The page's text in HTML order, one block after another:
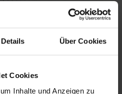
Details Über Cookies
Cookies
Inhalte und Anzeigen zu